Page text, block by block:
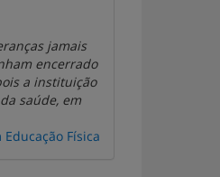
jamais
encerrado
a instituição
saúde, em
Física